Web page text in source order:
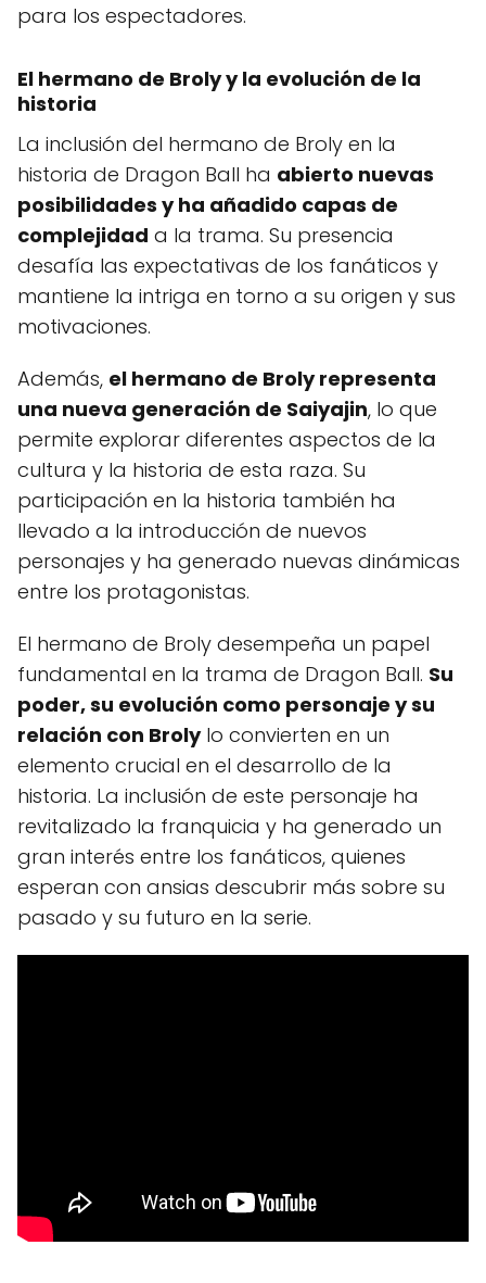
para los espectadores.
El hermano de Broly y la evolución de la
historia
La inclusión del hermano de Broly en la
historia de Dragon Ball ha abierto nuevas
posibilidades y ha añadido capas de
complejidad a la trama. Su presencia
desafía las expectativas de los fanáticos y
mantiene la intriga en torno a su origen y sus
motivaciones.
Además, el hermano de Broly representa
una nueva generación de Saiyajin, lo que
permite explorar diferentes aspectos de la
cultura y la historia de esta raza. Su
participación en la historia también ha
llevado a la introducción de nuevos
personajes y ha generado nuevas dinámicas
entre los protagonistas.
El hermano de Broly desempeña un papel
fundamental en la trama de Dragon Ball. Su
poder, su evolución como personaje y su
relación con Brolylo convierten en un
elemento crucial en el desarrollo de la
historia. La inclusión de este personaje ha
revitalizado la franquicia y ha generado un
gran interés entre los fanáticos, quienes
esperan con ansias descubrir más sobre su
pasado y su futuro en la serie.